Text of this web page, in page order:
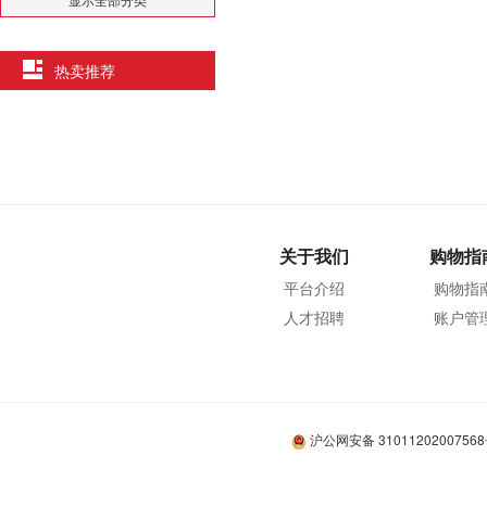
热卖推荐
关于我们
平台介绍
人才招聘
购物指
购物指
账户管
沪公网安备 31011202007568